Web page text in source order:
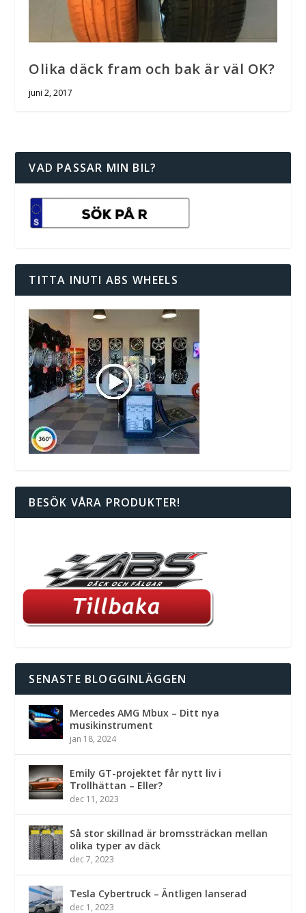
Olika däck fram och bak är väl OK?
juni 2, 2017
VAD PASSAR MIN BIL?
TITTA INUTI ABS WHEELS
BESÖK VÅRA PRODUKTER!
SENASTE BLOGGINLÄGGEN
Mercedes AMG Mbux – Ditt nya
musikinstrument
jan 18, 2024
Emily GT-projektet får nytt liv i
Trollhättan – Eller?
dec 11, 2023
Så stor skillnad är bromssträckan mellan
olika typer av däck
dec 7, 2023
Tesla Cybertruck – Äntligen lanserad
dec 1, 2023